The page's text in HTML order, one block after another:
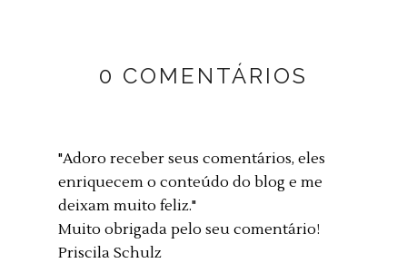
0 COMENTÁRIOS
"Adoro receber seus comentários, eles
enriquecem o conteúdo do blog e me
deixam muito feliz."
Muito obrigada pelo seu comentário!
Priscila Schulz